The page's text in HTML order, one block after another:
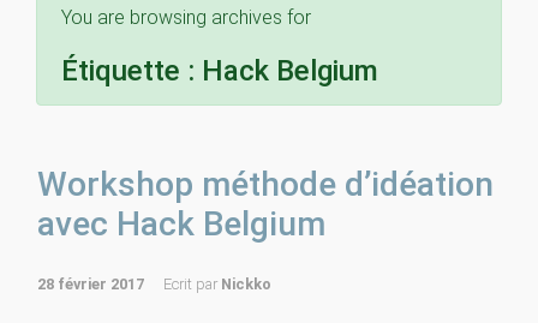
You are browsing archives for
Étiquette : Hack Belgium
Workshop méthode d’idéation
avec Hack Belgium
28 février 2017 Ecrit par Nickko